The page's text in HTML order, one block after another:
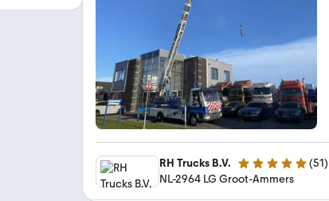
RH Trucks B.V. 5 Sterne (51)
NL-2964 LG Groot-Ammers